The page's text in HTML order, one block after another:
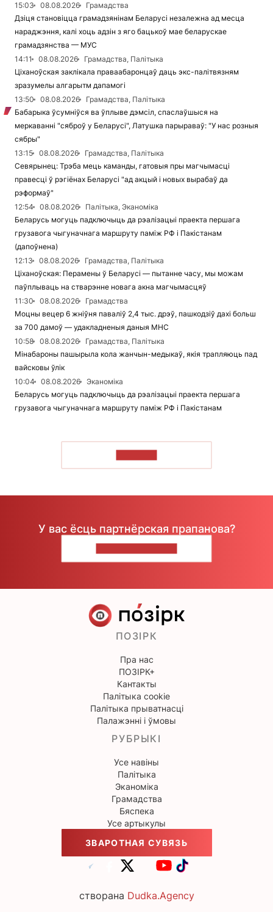
15:03
08.08.2026
Грамадства
Дзіця становіцца грамадзянінам Беларусі незалежна ад месца
нараджэння, калі хоць адзін з яго бацькоў мае беларускае
грамадзянства — МУС
14:11
08.08.2026
Грамадства, Палітыка
Ціханоўская заклікала праваабаронцаў даць экс-палітвязням
зразумелы алгарытм дапамогі
13:50
08.08.2026
Грамадства, Палітыка
Бабарыка ўсумніўся ва ўплыве дэмсіл, спаслаўшыся на
меркаванні "сяброў у Беларусі", Латушка парыраваў: "У нас розныя
сябры"
13:15
08.08.2026
Грамадства, Палітыка
Севярынец: Трэба мець каманды, гатовыя пры магчымасці
правесці ў рэгіёнах Беларусі "ад акцый і новых вырабаў да
рэформаў"
12:54
08.08.2026
Палітыка, Эканоміка
Беларусь могуць падключыць да рэалізацыі праекта першага
грузавога чыгуначнага маршруту паміж РФ і Пакістанам
(дапоўнена)
12:13
08.08.2026
Грамадства, Палітыка
Ціханоўская: Перамены ў Беларусі — пытанне часу, мы можам
паўплываць на стварэнне новага акна магчымасцяў
11:30
08.08.2026
Грамадства
Моцны вецер 6 жніўня паваліў 2,4 тыс. дрэў, пашкодзіў дахі больш
за 700 дамоў — удакладненыя даныя МНС
10:58
08.08.2026
Грамадства, Палітыка
Мінабароны пашырыла кола жанчын-медыкаў, якія трапляюць пад
вайсковы ўлік
10:04
08.08.2026
Эканоміка
Беларусь могуць падключыць да рэалізацыі праекта першага
грузавога чыгуначнага маршруту паміж РФ і Пакістанам
У вас ёсць партнёрская прапанова?
ПОЗІРК
Пра нас
ПОЗІРК+
Кантакты
Палітыка cookie
Палітыка прыватнасці
Палажэнні і ўмовы
РУБРЫКІ
Усе навіны
Палітыка
Эканоміка
Грамадства
Бяспека
Усе артыкулы
ЗВАРОТНАЯ СУВЯЗЬ
створана Dudka.Agency